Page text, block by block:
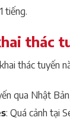
tiếng.
thác
thác tuyến
qua Nhật
: Quá cảnh tại